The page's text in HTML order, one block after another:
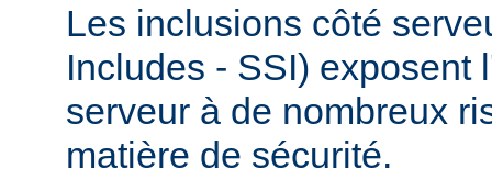
Les inclusions côté
Includes - SSI) exposent
serveur à de nombreux
matière de sécurité.